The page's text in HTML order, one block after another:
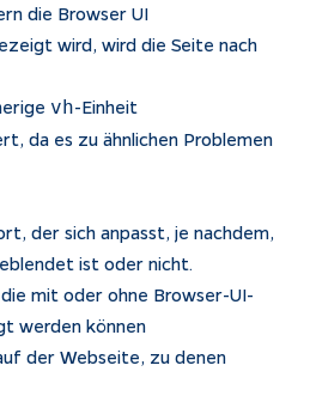
die Browser UI
wird, wird die Seite nach
vh-Einheit
da es zu ähnlichen Problemen
der sich anpasst, je nachdem,
ist oder nicht.
mit oder ohne Browser-UI-
werden können
der Webseite, zu denen